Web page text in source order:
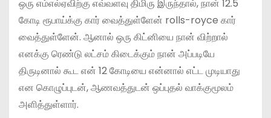
ஒரு எம்எல்ஏவிற்கு எவ்வளவு திமிரு இருந்தால், நான் 12.5
கோடி ரூபாய்க்கு கார் வைத்துள்ளேன் rolls-royce கார்
வைத்துள்ளேன். ஆனால் ஒரு கிட்னியை நான் விற்றால்
எனக்கு ரெண்டு லட்சம் கிடைக்கும் நான் அப்படியே
திருடினால் கூட என் 12 கோடியை என்னால் எட்ட முடியாது
என கொழுப்புடன், ஆணவத்துடன் ஒப்புதல் வாக்குமூலம்
அளித்துள்ளார்.